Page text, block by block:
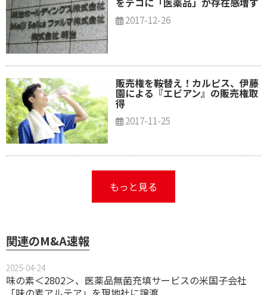
2017-12-26
販売権を鞍替え！カルピス、伊藤
園による『エビアン』の販売権取
得
2017-11-25
もっと見る
関連のM&A速報
2025-04-24
味の素＜2802＞、医薬品無菌充填サービスの米国子会社